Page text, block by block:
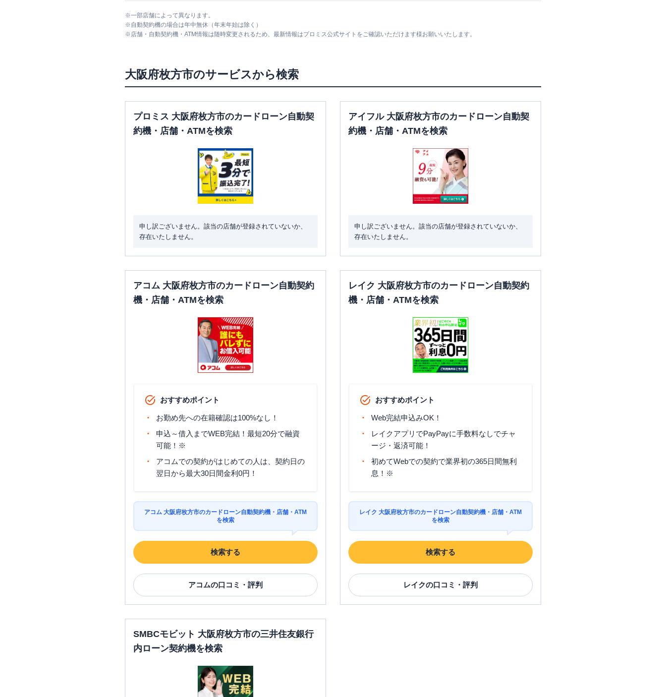
三菱ＵＦＪ銀行 枚方支店
平日： 9：00～15：
00
土曜 ：8：45～19：
〇 〇 大阪府枚方市岡東町１２－２
三菱ＵＦＪ銀行 くずは支店
平日：9：00～15：
日祝：
00
日祝
7：00～24：
〇 〇
三井住友銀行
土曜：
日祝：
✕ 大阪府枚方市楠葉花園町15-3
※一部店舗によって異なります。
※自動契約機の場合は年中無休（年末年始は除く）
※店舗・自動契約機・ATM情報は随時変更されるため、最新情報はプロミス公式サイトをご確認いただけます様お願いいたします。
大阪府枚方市のサービスから検索
プロミス 大阪府枚方市のカードローン自動契
約機・店舗・ATMを検索
申し訳ございません。該当の店舗が登録されていないか、
存在いたしません。
アイフル 大阪府枚方市のカードローン自動契
約機・店舗・ATMを検索
申し訳ございません。該当の店舗が登録されていないか、
存在いたしません。
アコム 大阪府枚方市のカードローン自動契約
機・店舗・ATMを検索
おすすめポイント
お勤め先への在籍確認は100%なし！
申込～借入までWEB完結！最短20分で融資
可能！※
アコムでの契約がはじめての人は、契約日の
翌日から最大30日間金利0円！
アコム 大阪府枚方市のカードローン自動契約機・店舗・ATM
を検索
検索する
アコムの口コミ・評判
レイク 大阪府枚方市のカードローン自動契約
機・店舗・ATMを検索
おすすめポイント
Web完結申込みOK！
レイクアプリでPayPayに手数料なしでチャ
ージ・返済可能！
初めてWebでの契約で業界初の365日間無利
息！※
レイク 大阪府枚方市のカードローン自動契約機・店舗・ATM
を検索
検索する
レイクの口コミ・評判
SMBCモビット 大阪府枚方市の三井住友銀行
内ローン契約機を検索